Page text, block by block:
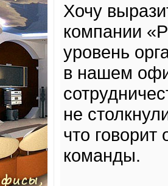
Хочу
компании
уровень
в нашем
не
что
команды.